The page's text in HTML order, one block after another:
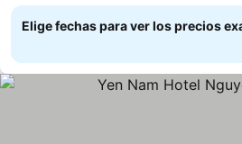
Elige fechas para ver los precios